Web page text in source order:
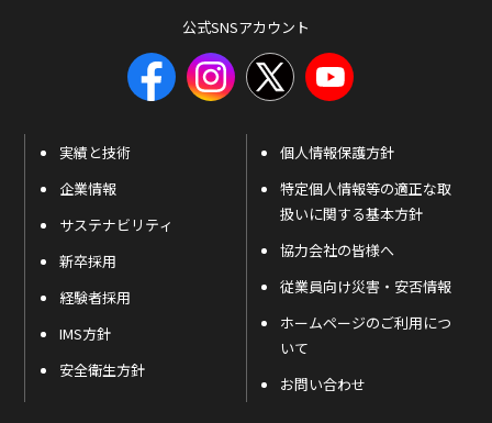
公式SNSアカウント
実績と技術
企業情報
サステナビリティ
新卒採用
経験者採用
IMS方針
安全衛生方針
個人情報保護方針
特定個人情報等の適正な取
扱いに関する基本方針
協力会社の皆様へ
従業員向け災害・安否情報
ホームページのご利用につ
いて
お問い合わせ